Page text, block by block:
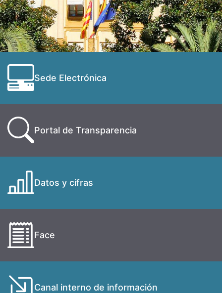
Sede Electrónica
Portal de Transparencia
Datos y cifras
Face
Canal interno de información